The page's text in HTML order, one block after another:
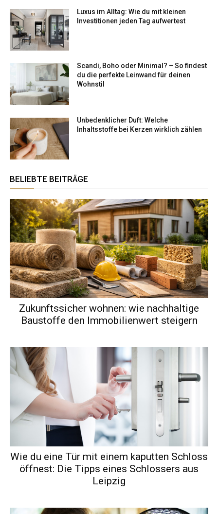
Luxus im Alltag: Wie du mit kleinen
Investitionen jeden Tag aufwertest
Scandi, Boho oder Minimal? – So findest
du die perfekte Leinwand für deinen
Wohnstil
Unbedenklicher Duft: Welche
Inhaltsstoffe bei Kerzen wirklich zählen
BELIEBTE BEITRÄGE
Zukunftssicher wohnen: wie nachhaltige
Baustoffe den Immobilienwert steigern
Wie du eine Tür mit einem kaputten Schloss
öffnest: Die Tipps eines Schlossers aus
Leipzig